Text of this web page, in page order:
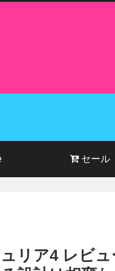
セール
リア4 レビ